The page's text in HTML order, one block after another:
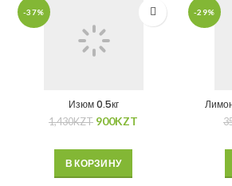
-37%
Изюм 0.5кг
1,430KZT 900KZT
В КОРЗИНУ
-29%